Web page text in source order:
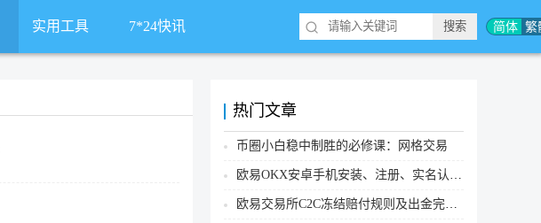
简体 繁
实用工具 7*24快讯
热门文章
币圈小白稳中制胜的必修课：网格交易
欧易OKX安卓手机安装、注册、实名认证、买币转账新手实操教程
欧易交易所C2C冻结赔付规则及出金完整流程